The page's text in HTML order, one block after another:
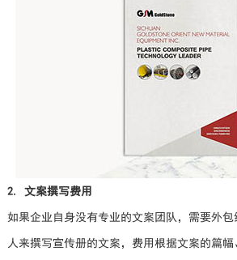
2. 文案撰写费用
如果企业自身没有专业的文案团队，需要外
人来撰写宣传册的文案，费用根据文案的篇